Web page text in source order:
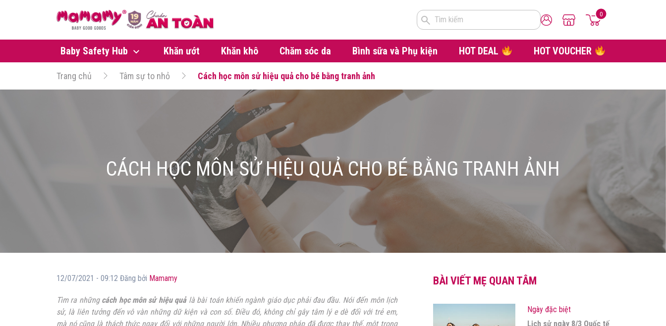
Tìm kiếm
0
Baby Safety Hub Khăn ướt Khăn khô Chăm sóc da Bình sữa và Phụ kiện HOT DEAL HOT VOUCHER
Trang chủ Tâm sự to nhỏ Cách học môn sử hiệu quả cho bé bằng tranh ảnh
CÁCH HỌC MÔN SỬ HIỆU QUẢ CHO BÉ BẰNG TRANH ẢNH
12/07/2021 - 09:12 Đăng bởi Mamamy
Tìm ra những cách học môn sử hiệu quảlà bài toán khiến ngành giáo dục phải đau đầu. Nói đến môn lịch
sử, là liên tưởng đến vô vàn những dữ kiện và con số. Điều đó, không chỉ gây tâm lý e dè đối với trẻ em,
mà nó cũng là thách thức ngay đối với những người lớn. Nhiều phương pháp đã được thay thế, một trong
BÀI VIẾT MẸ QUAN TÂM
Ngày đặc biệt
Lịch sử ngày 8/3 Quốc tế